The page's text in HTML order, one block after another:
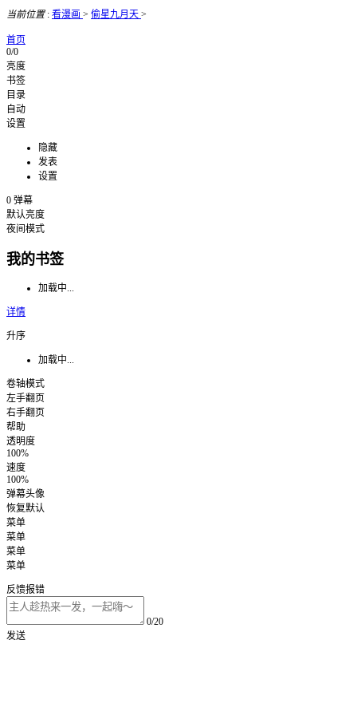
当前位置: 看漫画 > 偷星九月天 >
首页
0/0
亮度
书签
目录
自动
设置
隐藏
发表
设置
0 弹幕
默认亮度
夜间模式
我的书签
加载中...
详情
升序
加载中...
卷轴模式
左手翻页
右手翻页
帮助
透明度
100%
速度
100%
弹幕头像
恢复默认
菜单
菜单
菜单
菜单
反馈报错
0/20
发送